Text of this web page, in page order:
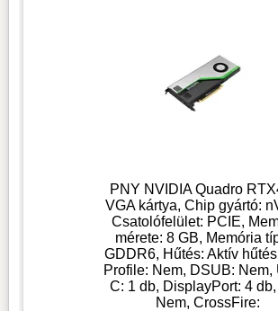
PNY NVIDIA Quadro
VGA kártya, Chip gyártó:
Csatolófelület: PCIE,
mérete: 8 GB, Memória
GDDR6, Hűtés: Aktív
Profile: Nem, DSUB: Nem,
C: 1 db, DisplayPort: 4 db,
Nem, CrossFire: